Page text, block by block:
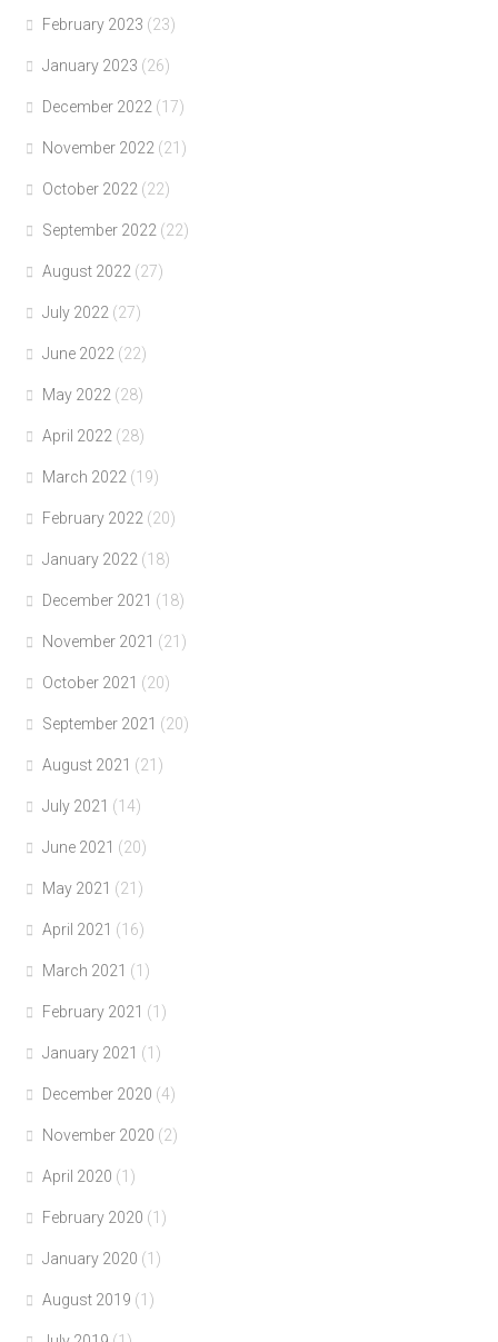
February 2023 (23)
January 2023 (26)
December 2022 (17)
November 2022 (21)
October 2022 (22)
September 2022 (22)
August 2022 (27)
July 2022 (27)
June 2022 (22)
May 2022 (28)
April 2022 (28)
March 2022 (19)
February 2022 (20)
January 2022 (18)
December 2021 (18)
November 2021 (21)
October 2021 (20)
September 2021 (20)
August 2021 (21)
July 2021 (14)
June 2021 (20)
May 2021 (21)
April 2021 (16)
March 2021 (1)
February 2021 (1)
January 2021 (1)
December 2020 (4)
November 2020 (2)
April 2020 (1)
February 2020 (1)
January 2020 (1)
August 2019 (1)